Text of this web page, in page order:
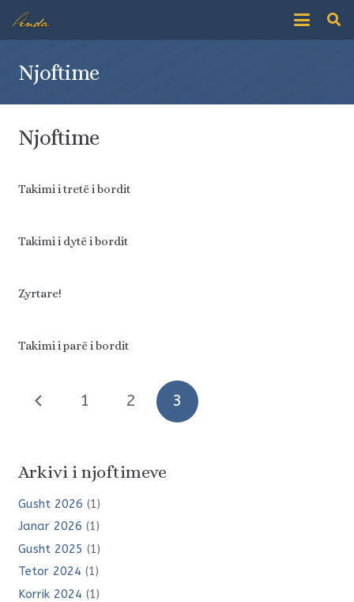
Njoftime
Njoftime
Takimi i tretë i bordit
Takimi i dytë i bordit
Zyrtare!
Takimi i parë i bordit
1 2 3
Arkivi i njoftimeve
Gusht 2026 (1)
Janar 2026 (1)
Gusht 2025 (1)
Tetor 2024 (1)
Korrik 2024 (1)